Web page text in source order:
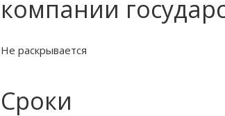
компании
Не раскрывается
Сроки